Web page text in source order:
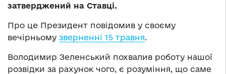
затверджений на Ставці.
Про це Президент повідомив у своєму
вечірньому зверненні 15 травня.
Володимир Зеленський похвалив роботу нашої
розвідки за рахунок чого, є розуміння, що саме